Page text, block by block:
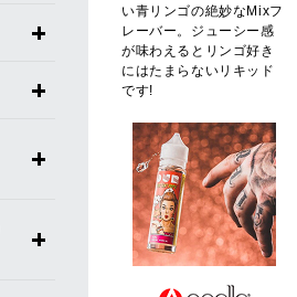
い青リンゴの絶妙なMixフ
レーバー。ジューシー感
が味わえるとリンゴ好き
にはたまらないリキッド
です!